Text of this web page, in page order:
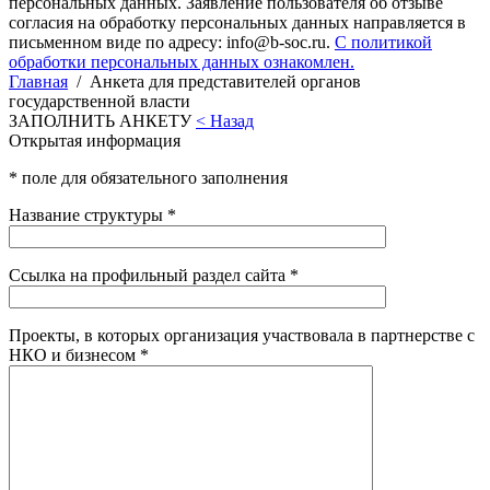
согласия на обработку персональных данных направляется в
письменном виде по адресу: info@b-soc.ru. С политикой
обработки персональных данных ознакомлен.
Главная / Анкета для представителей органов
государственной власти
ЗАПОЛНИТЬ АНКЕТУ< Назад
Открытая информация
* поле для обязательного заполнения
Название структуры *
Ссылка на профильный раздел сайта *
Проекты, в которых организация участвовала в партнерстве с
НКО и бизнесом *